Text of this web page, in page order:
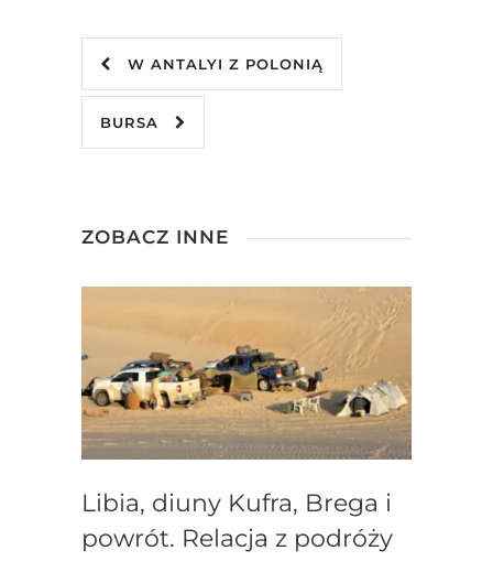
W ANTALYI Z POLONIĄ
BURSA
ZOBACZ INNE
Libia, diuny Kufra, Brega i
powrót. Relacja z podróży